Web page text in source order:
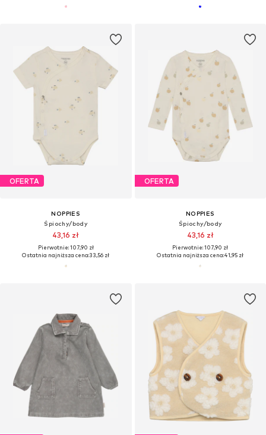
OFERTA
NOPPIES
Śpiochy/body
43,16 zł
Pierwotnie: 107,90 zł
Ostatnia najniższa cena:33,56 zł
OFERTA
NOPPIES
Śpiochy/body
43,16 zł
Pierwotnie: 107,90 zł
Ostatnia najniższa cena:41,95 zł